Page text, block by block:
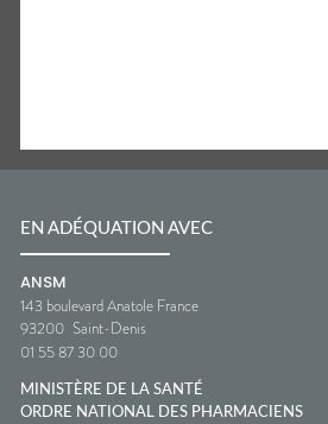
EN ADÉQUATION AVEC
ANSM
143 boulevard Anatole France
93200 Saint-Denis
01 55 87 30 00
MINISTÈRE DE LA SANTÉ
ORDRE NATIONAL DES PHARMACIENS